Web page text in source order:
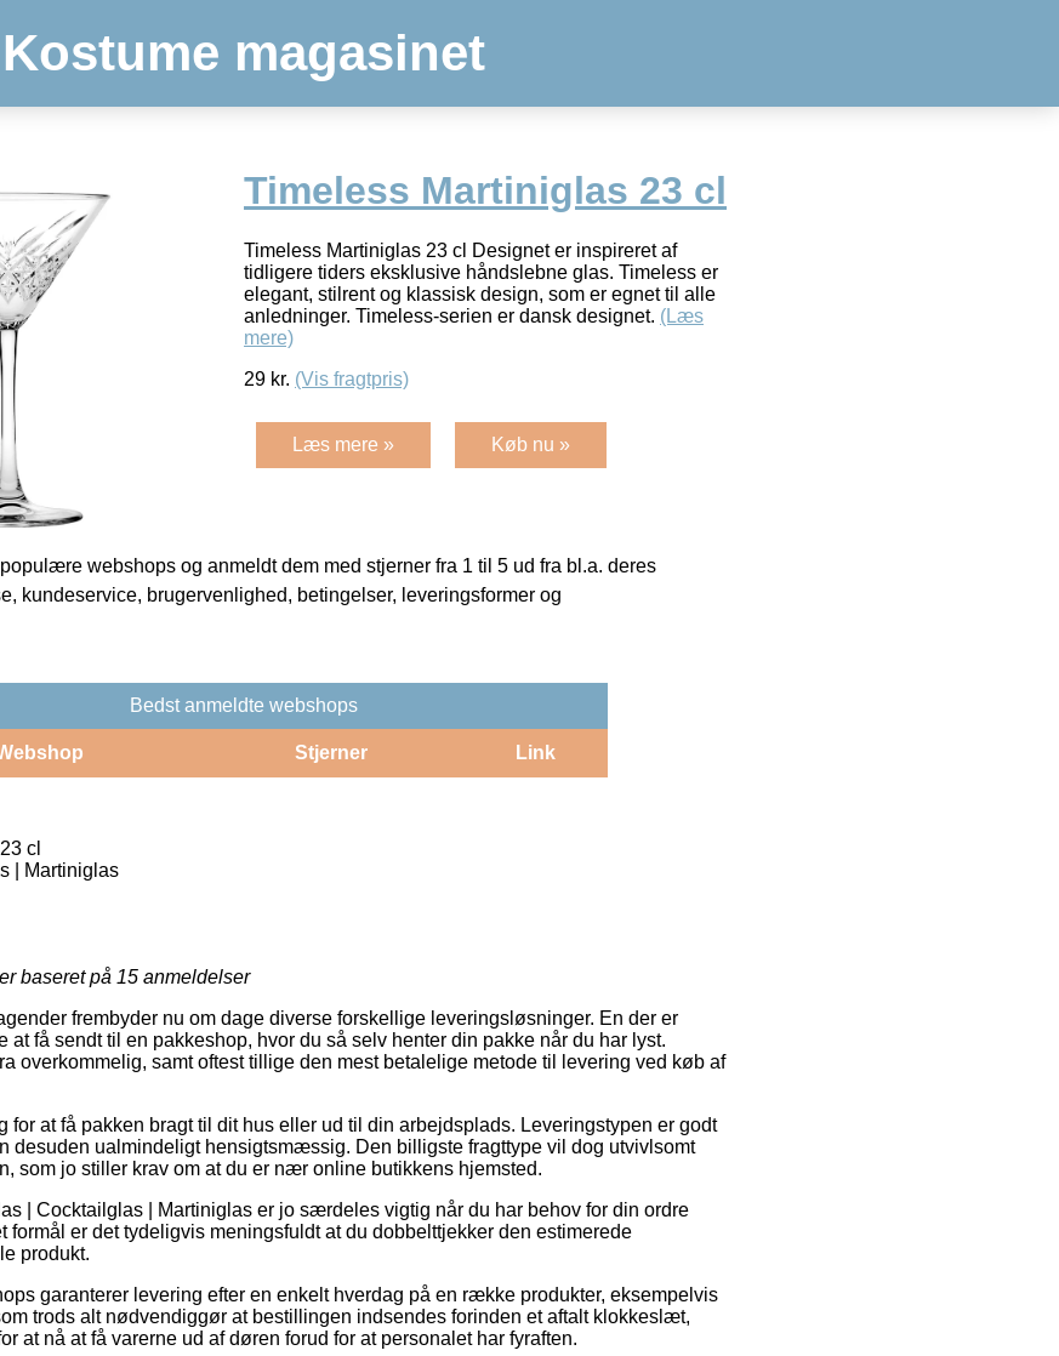
Kostume magasinet
Timeless Martiniglas 23 cl
Timeless Martiniglas 23 cl Designet er inspireret af
tidligere tiders eksklusive håndslebne glas. Timeless er
elegant, stilrent og klassisk design, som er egnet til alle
anledninger. Timeless-serien er dansk designet. (Læs
mere)
29 kr. (Vis fragtpris)
Læs mere » Køb nu »
webshops og anmeldt dem med stjerner fra 1 til 5 ud fra bl.a. deres
kundeservice, brugervenlighed, betingelser, leveringsformer og
Bedst anmeldte webshops
Stjerner Link
cl
| Martiniglas
baseret på 15 anmeldelser
frembyder nu om dage diverse forskellige leveringsløsninger. En der er
at få sendt til en pakkeshop, hvor du så selv henter din pakke når du har lyst.
overkommelig, samt oftest tillige den mest betalelige metode til levering ved køb af
for at få pakken bragt til dit hus eller ud til din arbejdsplads. Leveringstypen er godt
desuden ualmindeligt hensigtsmæssig. Den billigste fragttype vil dog utvivlsomt
som jo stiller krav om at du er nær online butikkens hjemsted.
| Cocktailglas | Martiniglas er jo særdeles vigtig når du har behov for din ordre
formål er det tydeligvis meningsfuldt at du dobbelttjekker den estimerede
produkt.
garanterer levering efter en enkelt hverdag på en række produkter, eksempelvis
trods alt nødvendiggør at bestillingen indsendes forinden et aftalt klokkeslæt,
at nå at få varerne ud af døren forud for at personalet har fyraften.